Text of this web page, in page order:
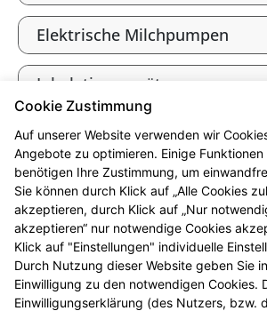
Elektrische Milchpumpen
Inhalationsgeräte
Kontakt Impressum
Barrierefreiheit
© 2026 Die Alte
Cookie Zustimmung
Auf unserer Website verwenden wir
Angebote zu optimieren. Einige
benötigen Ihre Zustimmung, um
Sie können durch Klick auf „Alle Cookies
akzeptieren, durch Klick auf „Nur
akzeptieren“ nur notwendige Cookies
Klick auf "Einstellungen" individuelle
Durch Nutzung dieser Website geben Sie
Einwilligung zu den notwendigen Cookies.
Einwilligungserklärung (des Nutzers, bzw.